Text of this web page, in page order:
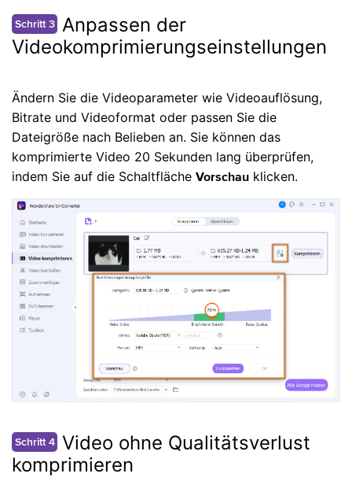
Schritt 3
Anpassen der
Videokomprimierungseinstellungen
Ändern Sie die Videoparameter wie Videoauflösung,
Bitrate und Videoformat oder passen Sie die
Dateigröße nach Belieben an. Sie können das
komprimierte Video 20 Sekunden lang überprüfen,
indem Sie auf die Schaltfläche Vorschau klicken.
Schritt 4
Video ohne Qualitätsverlust
komprimieren